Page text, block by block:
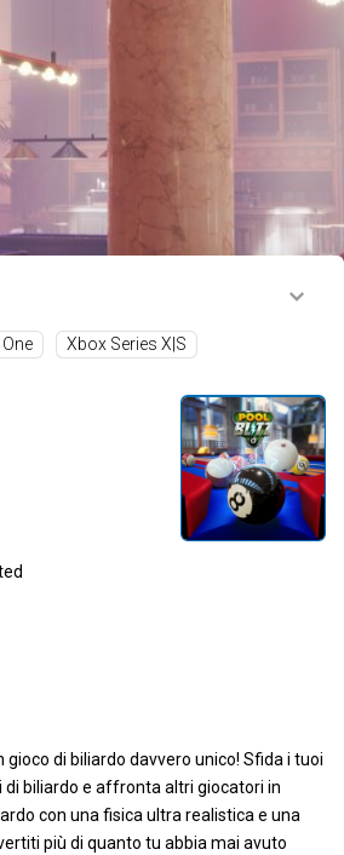
Xbox Series X|S
gioco di biliardo davvero unico! Sfida i tuoi
di biliardo e affronta altri giocatori in
con una fisica ultra realistica e una
più di quanto tu abbia mai avuto